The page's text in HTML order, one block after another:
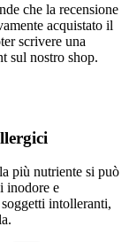
che la recensione
acquistato il
scrivere una
sul nostro shop.
più nutriente si può
inodore e
intolleranti,